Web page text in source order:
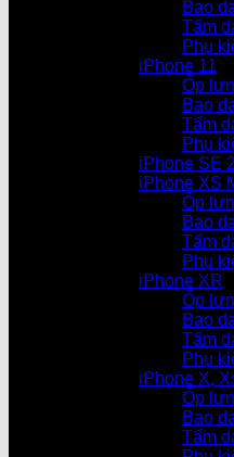
Bao
Tấm
Phụ
iPhone 11
Ốp
Bao
Tấm
Phụ
iPhone SE
iPhone XS
Ốp
Bao
Tấm
Phụ
iPhone XR
Ốp
Bao
Tấm
Phụ
iPhone X,
Ốp
Bao
Tấm